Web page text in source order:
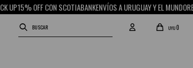
15% OFF CON SCOTIABANKENVÍOS A URUGUAY Y EL MUNDORETIRO
UYU0